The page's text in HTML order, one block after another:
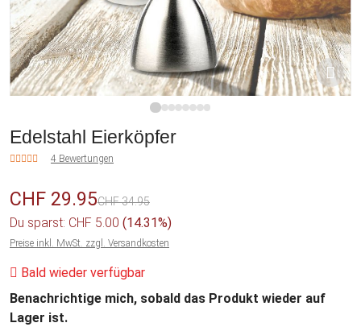
Edelstahl Eierköpfer
4 Bewertungen
CHF 29.95CHF 34.95
Du sparst: CHF 5.00 (14.31%)
Preise inkl. MwSt. zzgl. Versandkosten
Bald wieder verfügbar
Benachrichtige mich, sobald das Produkt wieder auf
Lager ist.